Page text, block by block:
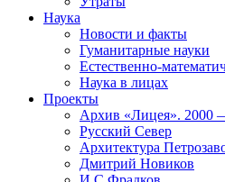
Наука
Новости и факты
Гуманитарные науки
Естественно-
Наука в лицах
Проекты
Архив «Лицея». 2000
Русский Север
Архитектура
Дмитрий Новиков